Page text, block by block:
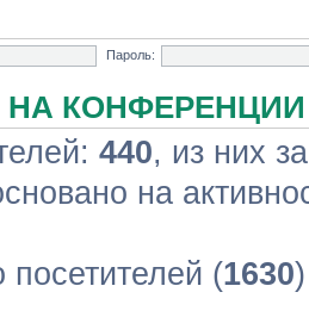
Пароль:
НА КОНФЕРЕНЦИИ
440, из них
на
(1630